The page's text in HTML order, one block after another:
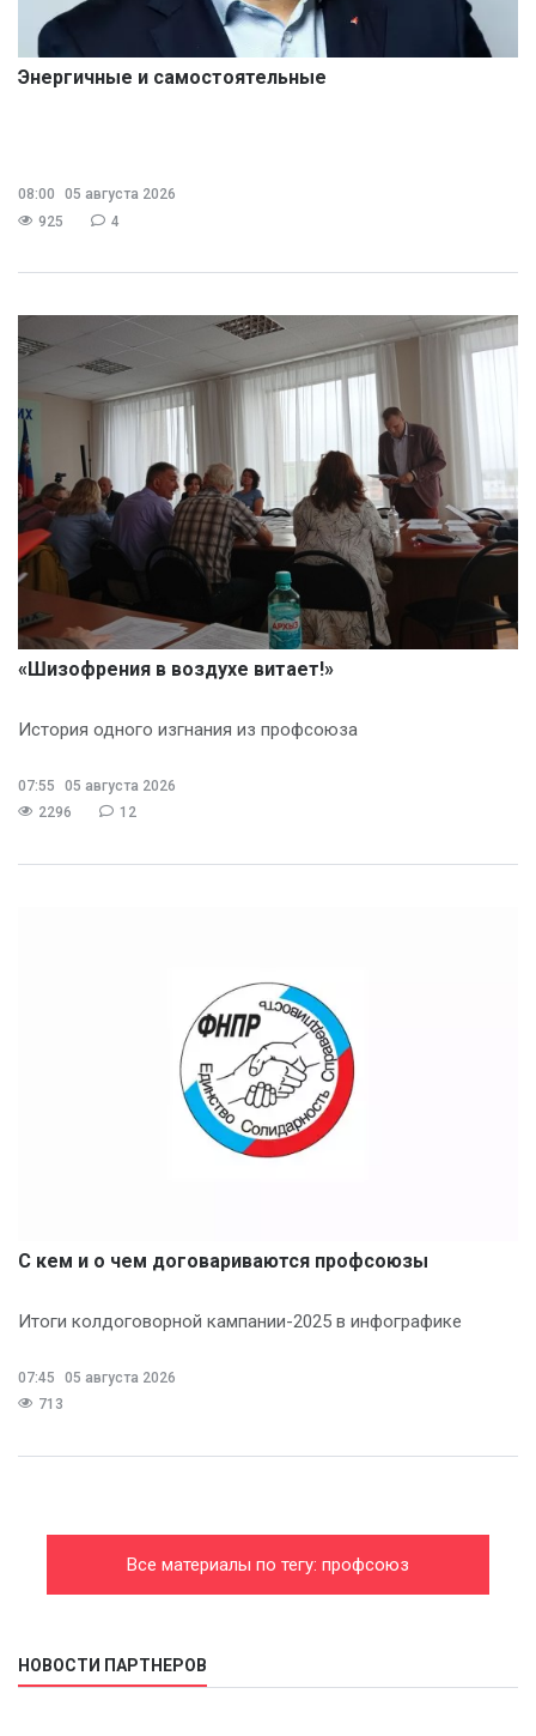
Энергичные и самостоятельные
08:00
05 августа 2026
925
4
«Шизофрения в воздухе витает!»
История одного изгнания из профсоюза
07:55
05 августа 2026
2296
12
С кем и о чем договариваются профсоюзы
Итоги колдоговорной кампании-2025 в инфографике
07:45
05 августа 2026
713
Все материалы по тегу: профсоюз
НОВОСТИ ПАРТНЕРОВ